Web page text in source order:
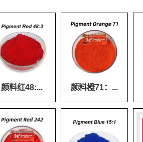
颜料红48:... 颜料橙71：...